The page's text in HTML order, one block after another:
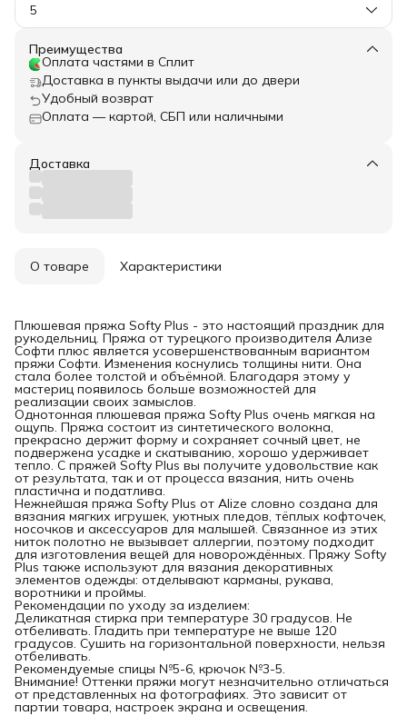
5
Преимущества
Оплата частями в Сплит
Доставка в пункты выдачи или до двери
Удобный возврат
Оплата — картой, СБП или наличными
Доставка
О товаре Характеристики
Плюшевая пряжа Softy Plus - это настоящий праздник для
рукодельниц. Пряжа от турецкого производителя Ализе
Софти плюс является усовершенствованным вариантом
пряжи Софти. Изменения коснулись толщины нити. Она
стала более толстой и объёмной. Благодаря этому у
мастериц появилось больше возможностей для
реализации своих замыслов.
Однотонная плюшевая пряжа Softy Plus очень мягкая на
ощупь. Пряжа состоит из синтетического волокна,
прекрасно держит форму и сохраняет сочный цвет, не
подвержена усадке и скатыванию, хорошо удерживает
тепло. С пряжей Softy Plus вы получите удовольствие как
от результата, так и от процесса вязания, нить очень
пластична и податлива.
Нежнейшая пряжа Softy Plus от Alize словно создана для
вязания мягких игрушек, уютных пледов, тёплых кофточек,
носочков и аксессуаров для малышей. Связанное из этих
ниток полотно не вызывает аллергии, поэтому подходит
для изготовления вещей для новорождённых. Пряжу Softy
Plus также используют для вязания декоративных
элементов одежды: отделывают карманы, рукава,
воротники и проймы.
Рекомендации по уходу за изделием:
Деликатная стирка при температуре 30 градусов. Не
отбеливать. Гладить при температуре не выше 120
градусов. Сушить на горизонтальной поверхности, нельзя
отбеливать.
Рекомендуемые спицы №5-6, крючок №3-5.
Внимание! Оттенки пряжи могут незначительно отличаться
от представленных на фотографиях. Это зависит от
партии товара, настроек экрана и освещения.